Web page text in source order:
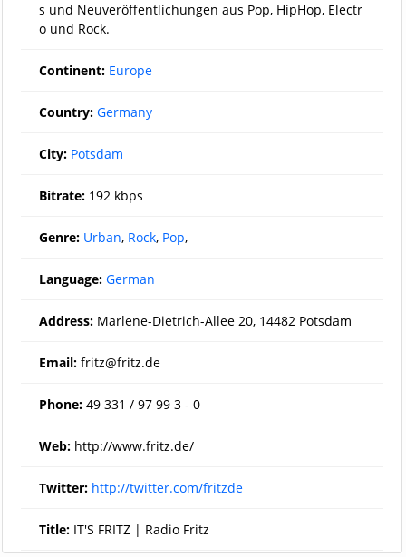
s und Neuveröffentlichungen aus Pop, HipHop, Electr
o und Rock.
Continent: Europe
Country: Germany
City: Potsdam
Bitrate: 192 kbps
Genre: Urban, Rock, Pop,
Language: German
Address: Marlene-Dietrich-Allee 20, 14482 Potsdam
Email: fritz@fritz.de
Phone: 49 331 / 97 99 3 - 0
Web: http://www.fritz.de/
Twitter: http://twitter.com/fritzde
Title: IT'S FRITZ | Radio Fritz